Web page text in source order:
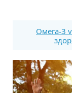
Омега-3